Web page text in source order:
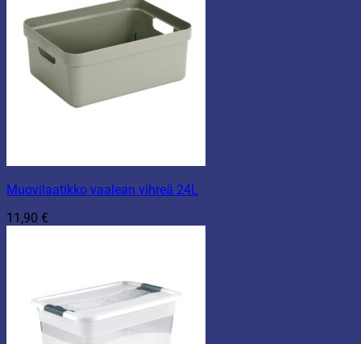
Muovilaatikko vaalean vihreä 24L
11,90 €